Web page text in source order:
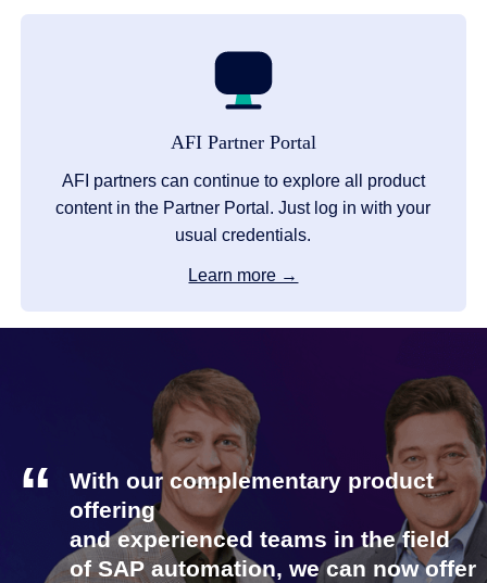
AFI Partner Portal
AFI partners can continue to explore all product
content in the Partner Portal. Just log in with your
usual credentials.
Learn more →
With our complementary product
offering
and experienced teams in the field
of SAP automation, we can now offer